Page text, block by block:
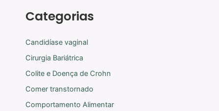
Categorias
Candidíase vaginal
Cirurgia Bariátrica
Colite e Doença de Crohn
Comer transtornado
Comportamento Alimentar